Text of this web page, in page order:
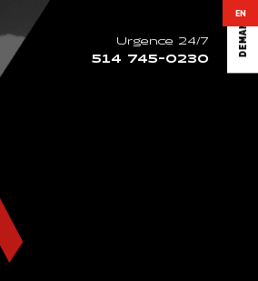
Urgence 24/7
514 745-0230
EN